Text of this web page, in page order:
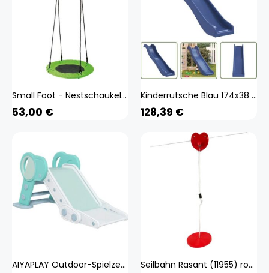
Small Foot - Nestschaukel Liegewiese 10474 grün Outdoor-Spielzeug
53,00 €
Kinderrutsche Blau 174x38 cm Polypropylen - Kinder Rutsche - Blau - Polypropylen - Gartenspielplatz - Outdoor Spielzeug - The Living Store
128,39 €
AIYAPLAY Outdoor-Spielzeug grün B/H/L: ca. 53x120x53 cm Seilbahn Rasant (11955) rot Outdoor-Spielzeug - Small Foot